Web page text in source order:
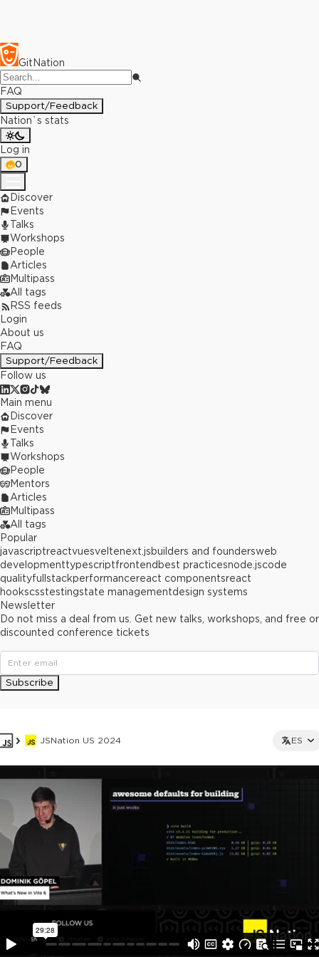
GitNation
FAQ
Support/Feedback
Nation`s stats
Log in
0
Discover
Events
Talks
Workshops
People
Articles
Multipass
All tags
RSS feeds
Login
About us
FAQ
Support/Feedback
Follow us
JSNation US 2024 ES
Main menu
Discover
Events
Talks
Workshops
People
Mentors
Articles
Multipass
All tags
Popular
javascriptreactvuesveltenext.jsbuilders and foundersweb
developmenttypescriptfrontend best practicesnode.jscode
qualityfullstackperformancereact componentsreact
hookscsstestingstate managementdesign systems
Newsletter
Do not miss a deal from us. Get new talks, workshops, and free or
discounted conference tickets
Subscribe